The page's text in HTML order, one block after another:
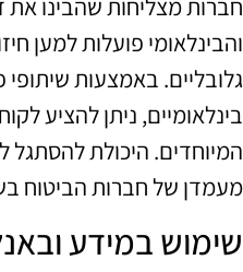
חברות מצליחות שהבינו את
והבינלאומי פועלות למען
גלובליים. באמצעות
בינלאומיים, ניתן להציע
המיוחדים. היכולת להסתגל
מעמדן של חברות הביטוח
שימוש במידע